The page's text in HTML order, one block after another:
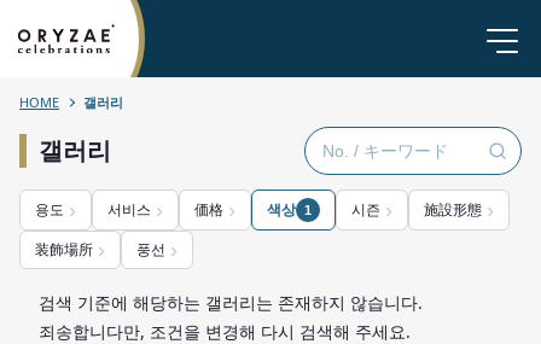
HOME 갤러리
갤러리
용도 서비스 価格 색상 1 시즌 施設形態
装飾場所 풍선
검색 기준에 해당하는 갤러리는 존재하지 않습니다.
죄송합니다만, 조건을 변경해 다시 검색해 주세요.